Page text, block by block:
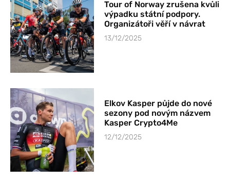
Tour of Norway zrušena kvůli
výpadku státní podpory.
Organizátoři věří v návrat
13/12/2025
Elkov Kasper půjde do nové
sezony pod novým názvem
Kasper Crypto4Me
12/12/2025